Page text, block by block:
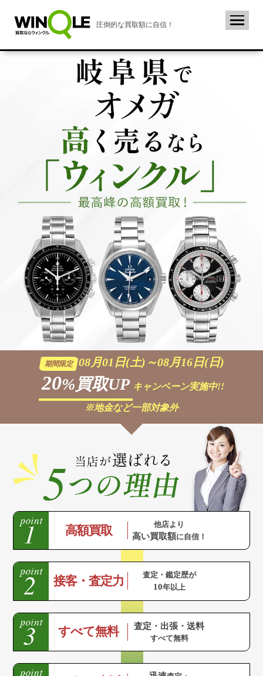
圧倒的な買取額に自信！
期間限定 08月01日(土)～08月16日(日)
20%買取UP キャンペーン実施中!!
※地金など一部対象外
高額買取 他店より
高い買取額に自信！
接客・査定力 査定・鑑定歴が
10年以上
すべて無料 査定・出張・送料
すべて無料